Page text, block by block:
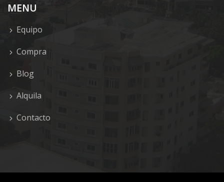
MENU
Equipo
Compra
Blog
Alquila
Contacto